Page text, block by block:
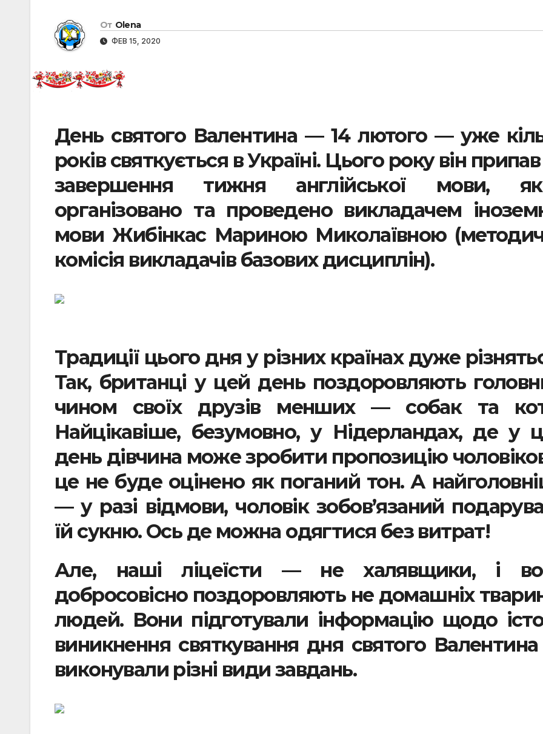
От Olena
ФЕВ 15, 2020
День святого Валентина — 14 лютого — уже
років святкується в Україні. Цього року він
завершення тижня англійської мови,
організовано та проведено викладачем
мови Жибінкас Мариною Миколаївною
комісія викладачів базових дисциплін).
Традиції цього дня у різних країнах дуже
Так, британці у цей день поздоровляють
чином своїх друзів менших — собак та
Найцікавіше, безумовно, у Нідерландах, де у
день дівчина може зробити пропозицію
це не буде оцінено як поганий тон. А
— у разі відмови, чоловік зобов’язаний
їй сукню. Ось де можна одягтися без витрат!
Але, наші ліцеїсти — не халявщики, і
добросовісно поздоровляють не домашніх
людей. Вони підготували інформацію щодо
виникнення святкування дня святого
виконували різні види завдань.